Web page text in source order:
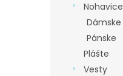
Nohavice
Dámske
Pánske
Plášte
Vesty